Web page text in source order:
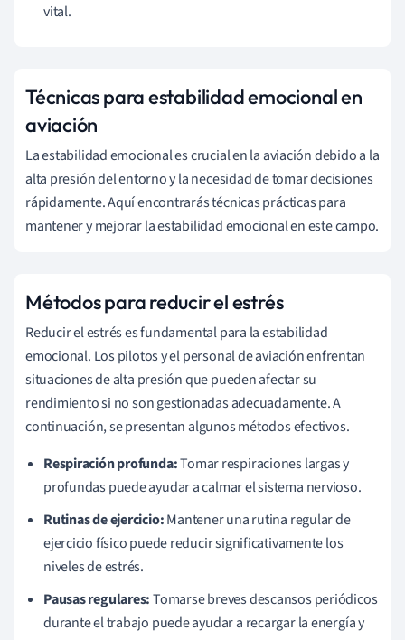
vital.
Técnicas para estabilidad emocional en
aviación
La estabilidad emocional es crucial en la aviación debido a la
alta presión del entorno y la necesidad de tomar decisiones
rápidamente. Aquí encontrarás técnicas prácticas para
mantener y mejorar la estabilidad emocional en este campo.
Métodos para reducir el estrés
Reducir el estrés es fundamental para la estabilidad
emocional. Los pilotos y el personal de aviación enfrentan
situaciones de alta presión que pueden afectar su
rendimiento si no son gestionadas adecuadamente. A
continuación, se presentan algunos métodos efectivos.
Respiración profunda:Tomar respiraciones largas y
profundas puede ayudar a calmar el sistema nervioso.
Rutinas de ejercicio:Mantener una rutina regular de
ejercicio físico puede reducir significativamente los
niveles de estrés.
Pausas regulares:Tomarse breves descansos periódicos
durante el trabajo puede ayudar a recargar la energía y